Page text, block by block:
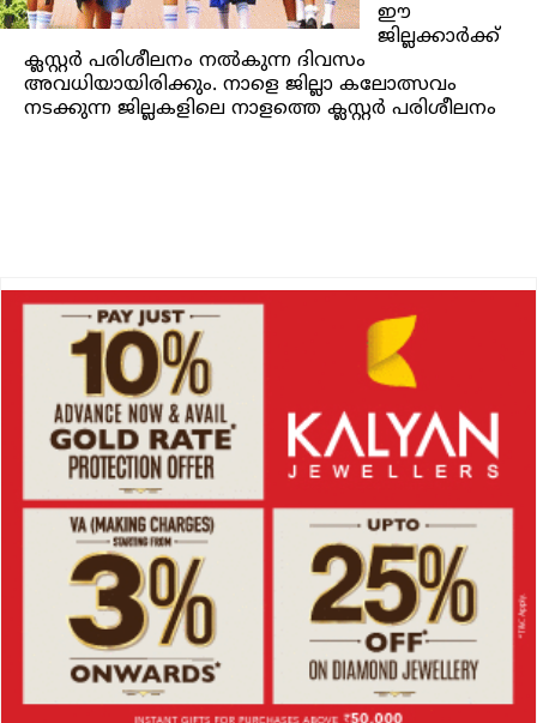
ഈ
ജില്ലക്കാര്‍ക്ക്
ക്ലസ്റ്റര്‍ പരിശീലനം നല്‍കുന്ന ദിവസം
അവധിയായിരിക്കും. നാളെ ജില്ലാ കലോത്സവം
നടക്കുന്ന ജില്ലകളിലെ നാളത്തെ ക്ലസ്റ്റര്‍ പരിശീലനം